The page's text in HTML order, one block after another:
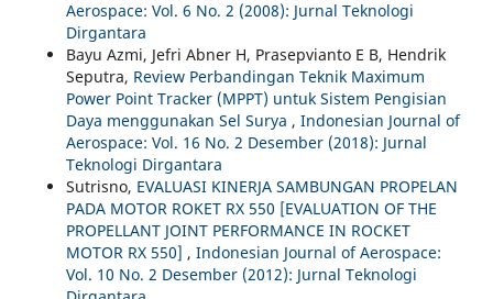
Aerospace: Vol. 6 No. 2 (2008): Jurnal Teknologi
Dirgantara
Bayu Azmi, Jefri Abner H, Prasepvianto E B, Hendrik
Seputra, Review Perbandingan Teknik Maximum
Power Point Tracker (MPPT) untuk Sistem Pengisian
Daya menggunakan Sel Surya , Indonesian Journal of
Aerospace: Vol. 16 No. 2 Desember (2018): Jurnal
Teknologi Dirgantara
Sutrisno, EVALUASI KINERJA SAMBUNGAN PROPELAN
PADA MOTOR ROKET RX 550 [EVALUATION OF THE
PROPELLANT JOINT PERFORMANCE IN ROCKET
MOTOR RX 550] , Indonesian Journal of Aerospace:
Vol. 10 No. 2 Desember (2012): Jurnal Teknologi